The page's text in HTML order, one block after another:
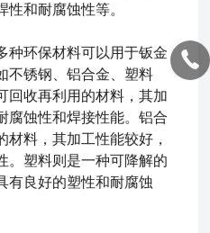
性和耐腐蚀性等。
环保材料可以用于钣金
不锈钢、铝合金、塑料
回收再利用的材料，其加
腐蚀性和焊接性能。铝合
料，其加工性能较好，
。塑料则是一种可降解的
有良好的塑性和耐腐蚀